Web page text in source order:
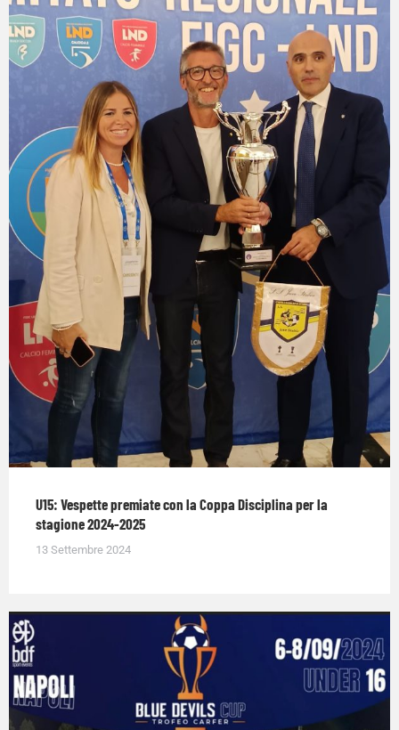
U15: Vespette premiate con la Coppa Disciplina per la
stagione 2024-2025
13 Settembre 2024